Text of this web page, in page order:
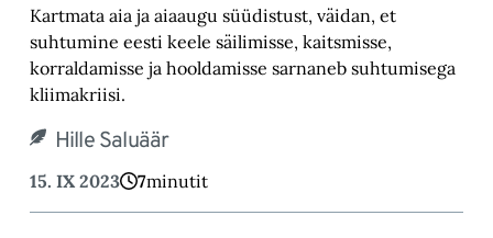
Kartmata aia ja aiaaugu süüdistust, väidan, et
suhtumine eesti keele säilimisse, kaitsmisse,
korraldamisse ja hooldamisse sarnaneb suhtumisega
kliimakriisi.
Hille Saluäär
15. IX 2023 7minutit